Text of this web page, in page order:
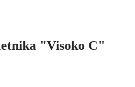
"Visoko C"